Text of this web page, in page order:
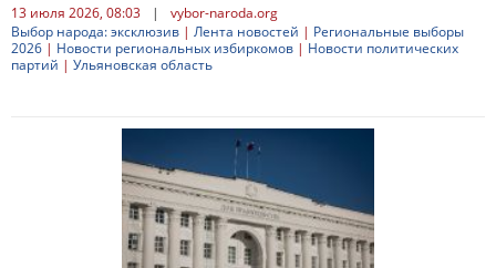
13 июля 2026, 08:03 |
vybor-naroda.org
Выбор народа: эксклюзив | Лента новостей | Региональные выборы
2026 | Новости региональных избиркомов | Новости политических
партий | Ульяновская область